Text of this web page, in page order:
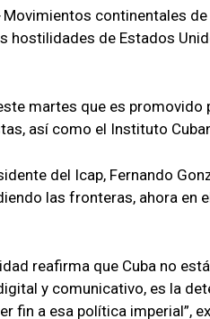
Movimientos continentales
hostilidades de Estados
martes que es
así como el Instituto
del Icap, Fernando
las fronteras, ahora en
reafirma que Cuba no
y comunicativo, es la
fin a esa política imperial”,